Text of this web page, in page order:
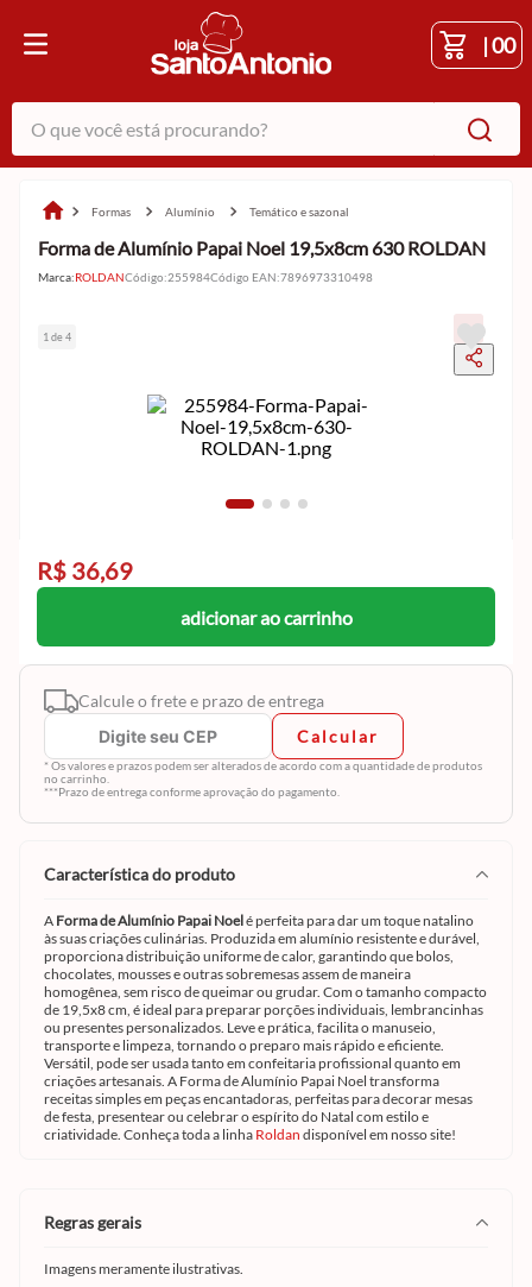
|00
O que você está procurando?
formas alumínio temático e sazonal
Forma de Alumínio Papai Noel 19,5x8cm 630 ROLDAN
Marca:ROLDANCódigo:255984Código EAN:7896973310498
1 de 4
R$ 36,69
adicionar ao carrinho
Calcule o frete e prazo de entrega
Calcular
* Os valores e prazos podem ser alterados de acordo com a quantidade de produtos
no carrinho.
***Prazo de entrega conforme aprovação do pagamento.
característica do produto
A Forma de Alumínio Papai Noelé perfeita para dar um toque natalino
às suas criações culinárias. Produzida em alumínio resistente e durável,
proporciona distribuição uniforme de calor, garantindo que bolos,
chocolates, mousses e outras sobremesas assem de maneira
homogênea, sem risco de queimar ou grudar. Com o tamanho compacto
de 19,5x8 cm, é ideal para preparar porções individuais, lembrancinhas
ou presentes personalizados. Leve e prática, facilita o manuseio,
transporte e limpeza, tornando o preparo mais rápido e eficiente.
Versátil, pode ser usada tanto em confeitaria profissional quanto em
criações artesanais. A Forma de Alumínio Papai Noel transforma
receitas simples em peças encantadoras, perfeitas para decorar mesas
de festa, presentear ou celebrar o espírito do Natal com estilo e
criatividade. Conheça toda a linha Roldan disponível em nosso site!
regras gerais
Imagens meramente ilustrativas.